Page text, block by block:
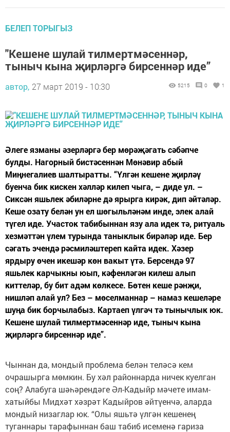
БЕЛЕП ТОРЫГЫЗ
"Кешене шулай тилмертмәсеннәр,
тыныч кына җирләргә бирсеннәр иде”
автор, 27 март 2019 - 10:30 5215 0 1
Әлеге язманы әзерләргә бер мөрәҗәгать сәбәпче
булды. Нагорный бистәсеннән Мөнәвир абый
Миңнегалиев шалтыратты. “Үлгән кешене җирләү
буенча бик кискен хәлләр килеп чыга, – диде ул. –
Сиксән яшьлек әбиләрне дә ярырга кирәк, дип әйтәләр.
Кеше озату белән ун ел шөгыльләнәм инде, элек алай
түгел иде. Участок табибыннан язу ала идек тә, ритуаль
хезмәттән үлем турында таныклык бирәләр иде. Бер
сәгать эчендә рәсмиләштереп кайта идек. Хәзер
ярдыру өчен икешәр көн вакыт үтә. Берсендә 97
яшьлек карчыкны юып, кәфенләгән килеш алып
киттеләр, бу бит адәм көлкесе. Бөтен кеше рәнҗи,
нишләп алай ул? Без – мөселманнар – намаз кешеләре
шуңа бик борчылабыз. Картаеп үлгәч тә тынычлык юк.
Кешене шулай тилмертмәсеннәр иде, тыныч кына
җирләргә бирсеннәр иде”.
Чыннан да, мондый проблема белән теләсә кем
очрашырга мөм­кин. Бу хәл районнарда ничек куелган
соң? Алабуга шәһә­рендәге Әл-Кадыйр мәчете имам-
хатыйбы Мидхәт хәзрәт Кадыйров әйтүенчә, аларда
мондый низаглар юк. “Олы яшьтә үлгән кешенең
туганнары тарафыннан баш табиб исеменә гариза